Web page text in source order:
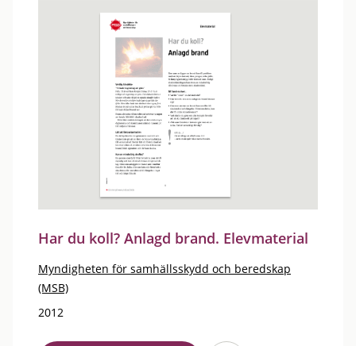
Har du koll? Anlagd brand. Elevmaterial
Myndigheten för samhällsskydd och beredskap
(MSB)
2012